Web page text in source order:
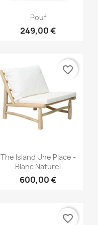
Aperçu rapide
Pouf
249,00 €
 Aperçu rapide
The Island Une Place -
Blanc Naturel
600,00 €
favorite_border
favorite_border